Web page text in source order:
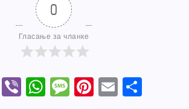
0
Гласање за чланке
T
Vi W M Pi E